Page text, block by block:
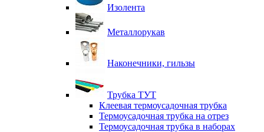
Изолента
Металлорукав
Наконечники, гильзы
Трубка ТУТ
Клеевая термоусадочная трубка
Термоусадочная трубка на отрез
Термоусадочная трубка в наборах